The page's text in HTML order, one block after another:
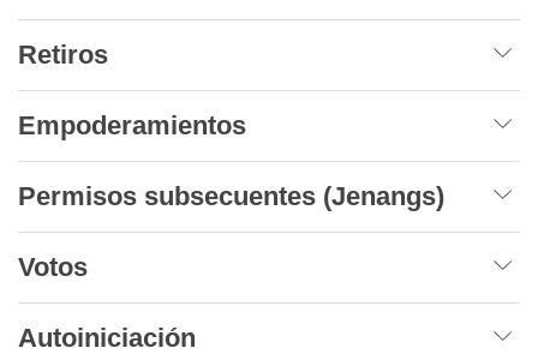
Retiros
Empoderamientos
Permisos subsecuentes (Jenangs)
Votos
Autoiniciación